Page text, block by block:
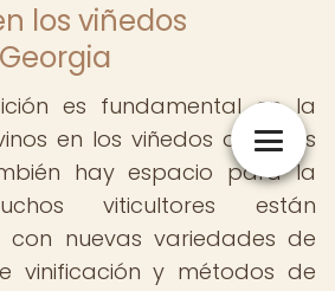
los viñedos
es fundamental en la
en los viñedos antiguos
hay espacio para la
viticultores están
con nuevas variedades de
vinificación y métodos de